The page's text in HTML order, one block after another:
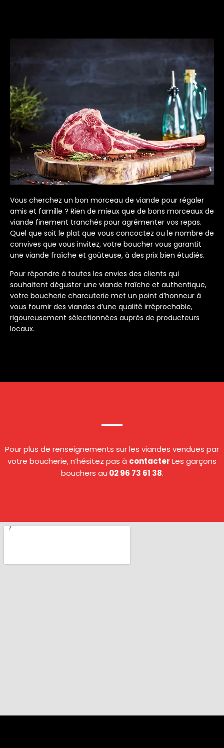
Vous cherchez un bon morceau de viande pour régaler
amis et famille ? Rien de mieux que de bons morceaux de
viande finement tranchés pour agrémenter vos repas.
Quel que soit le plat que vous concoctez ou le nombre de
convives que vous invitez, votre boucher vous garantit
une viande fraîche et goûteuse, à des prix bien étudiés.
Pour répondre à toutes les envies des clients qui
souhaitent déguster une viande fraîche et authentique,
votre boucherie charcuterie met un point d’honneur à
vous fournir des viandes d’une qualité irréprochable,
rigoureusement sélectionnées auprès de producteurs
locaux.
Pour plus de renseignements sur les viandes vendues par
votre boucherie, n’hésitez pas à contacter Les garçons
bouchers au 02 96 73 61 38.